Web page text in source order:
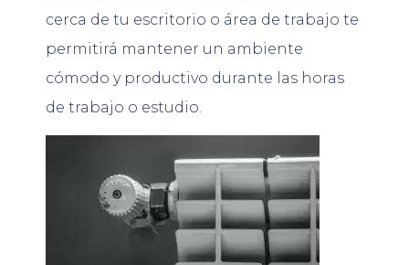
cerca de tu escritorio o área de trabajo te
permitirá mantener un ambiente
cómodo y productivo durante las horas
de trabajo o estudio.